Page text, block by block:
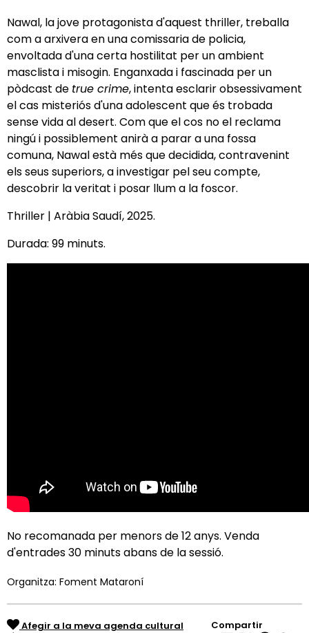
Nawal, la jove protagonista d'aquest thriller, treballa
com a arxivera en una comissaria de policia,
envoltada d'una certa hostilitat per un ambient
masclista i misogin. Enganxada i fascinada per un
pòdcast de true crime, intenta esclarir obsessivament
el cas misteriós d'una adolescent que és trobada
sense vida al desert. Com que el cos no el reclama
ningú i possiblement anirà a parar a una fossa
comuna, Nawal està més que decidida, contravenint
els seus superiors, a investigar pel seu compte,
descobrir la veritat i posar llum a la foscor.
Thriller | Aràbia Saudí, 2025.
Durada: 99 minuts.
No recomanada per menors de 12 anys. Venda
d'entrades 30 minuts abans de la sessió.
Organitza: Foment Mataroní
Afegir a la meva agenda cultural
Compartir